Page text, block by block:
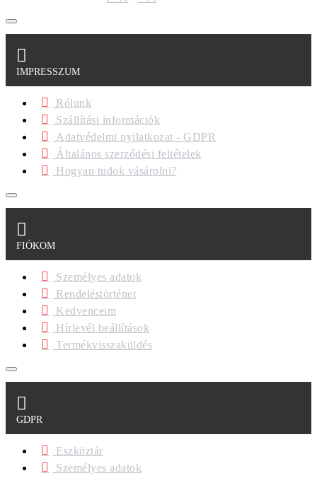
IMPRESSZUM
Rólunk
Szállítási információk
Adatvédelmi nyilatkozat - GDPR
Általános szerződési feltételek
Hogyan tudok vásárolni?
FIÓKOM
Személyes adatok
Rendeléstörténet
Kedvenceim
Hírlevél beállítások
Termékvisszaküldés
GDPR
Eszköztár
Személyes adatok